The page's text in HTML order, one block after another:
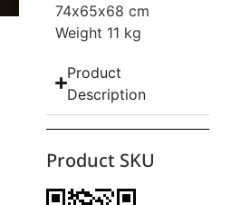
74x65x68 cm
Weight 11 kg
Product
Description
Product SKU